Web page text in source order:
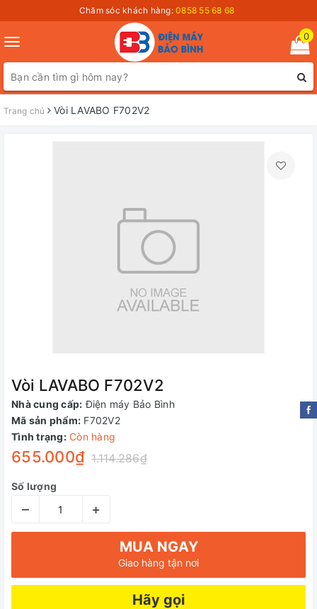
Chăm sóc khách hàng: 0858 55 68 68
Toggle
navigation
0
Trang chủ Vòi LAVABO F702V2
Vòi LAVABO F702V2
Nhà cung cấp: Điện máy Bảo Bình
Mã sản phẩm: F702V2
Tình trạng: Còn hàng
655.000₫ 1.114.286₫
Số lượng
– +
MUA NGAY
Giao hàng tận nơi
Hãy gọi